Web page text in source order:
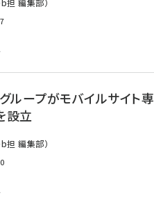
担 編集部）
ループがモバイルサイト専
設立
担 編集部）